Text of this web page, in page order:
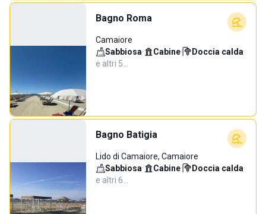
Bagno Roma
Camaiore
Sabbiosa· Cabine· Doccia calda·
e altri 5…
Bagno Batigia
Lido di Camaiore, Camaiore
Sabbiosa· Cabine· Doccia calda·
e altri 6…